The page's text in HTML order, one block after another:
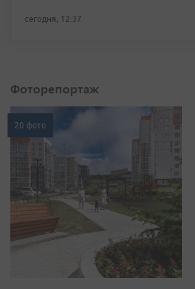
сегодня, 12:37
Фоторепортаж
20 фото